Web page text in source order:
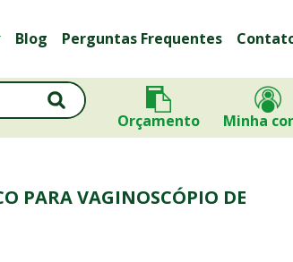
Blog Perguntas Frequentes
Orçamento Minha
PARA VAGINOSCÓPIO DE